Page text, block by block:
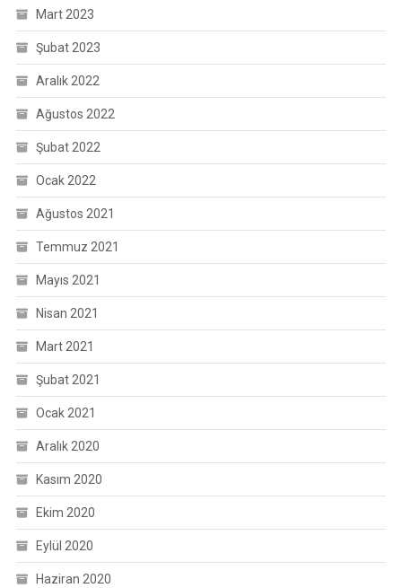
Mart 2023
Şubat 2023
Aralık 2022
Ağustos 2022
Şubat 2022
Ocak 2022
Ağustos 2021
Temmuz 2021
Mayıs 2021
Nisan 2021
Mart 2021
Şubat 2021
Ocak 2021
Aralık 2020
Kasım 2020
Ekim 2020
Eylül 2020
Haziran 2020